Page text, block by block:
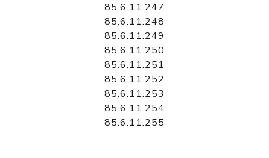
85.6.11.247
85.6.11.248
85.6.11.249
85.6.11.250
85.6.11.251
85.6.11.252
85.6.11.253
85.6.11.254
85.6.11.255